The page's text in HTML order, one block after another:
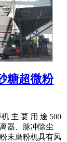
糖超微粉
主 要 用 途 500
器、脉冲除尘
末磨粉机具有风